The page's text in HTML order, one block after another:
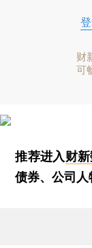
财
可
推荐进入财
债券、公司人